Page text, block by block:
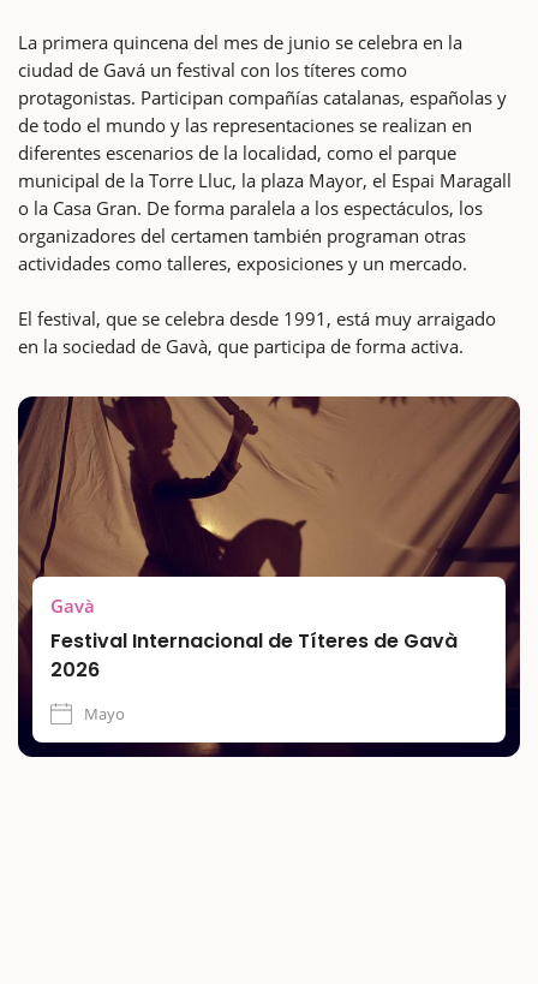
La primera quincena del mes de junio se celebra en la
ciudad de Gavá un festival con los títeres como
protagonistas. Participan compañías catalanas, españolas y
de todo el mundo y las representaciones se realizan en
diferentes escenarios de la localidad, como el parque
municipal de la Torre Lluc, la plaza Mayor, el Espai Maragall
o la Casa Gran. De forma paralela a los espectáculos, los
organizadores del certamen también programan otras
actividades como talleres, exposiciones y un mercado.
El festival, que se celebra desde 1991, está muy arraigado
en la sociedad de Gavà, que participa de forma activa.
Gavà
Festival Internacional de Títeres de Gavà
2026
Mayo